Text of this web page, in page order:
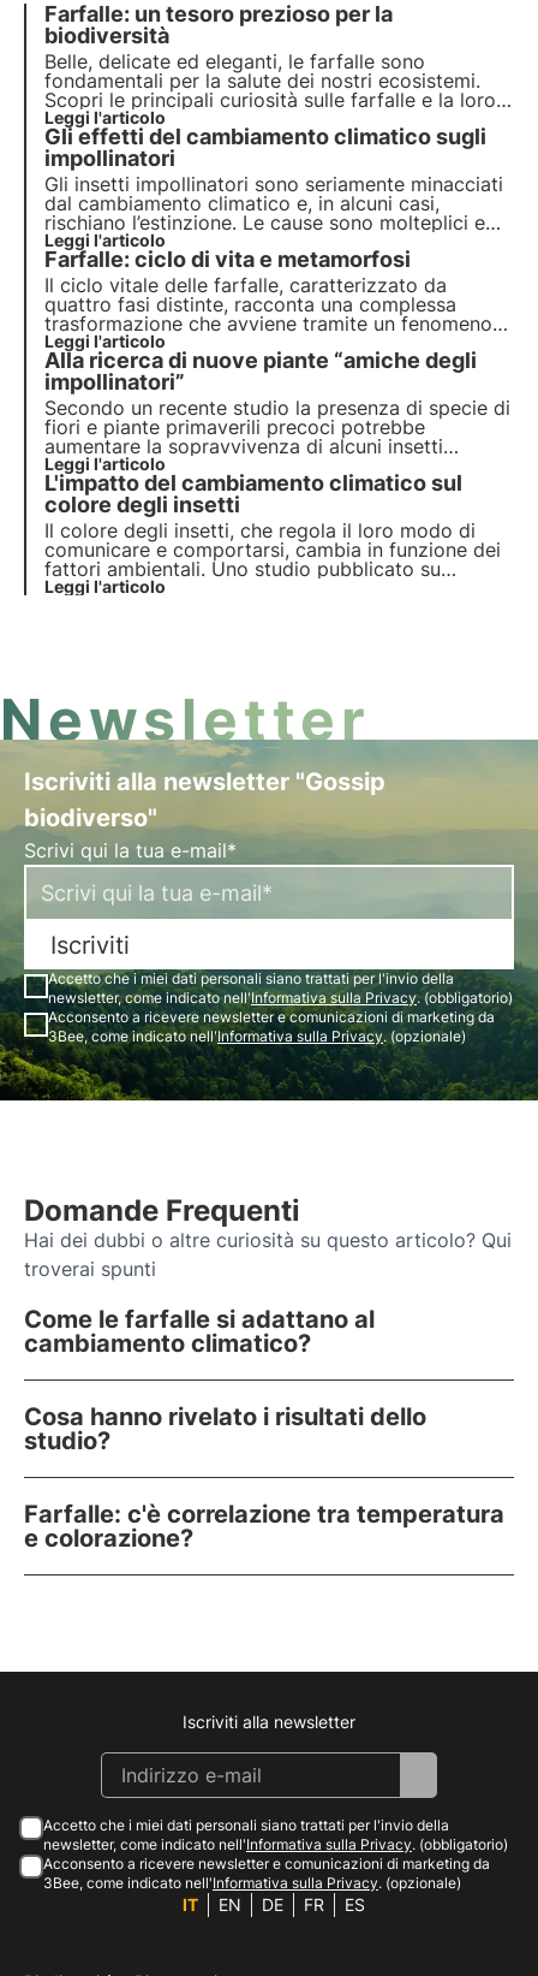
Farfalle: un tesoro prezioso per la
biodiversità
Belle, delicate ed eleganti, le farfalle sono
fondamentali per la salute dei nostri ecosistemi.
Scopri le principali curiosità sulle farfalle e la loro
importanza per la biodiversità. Unisciti a 3Bee per
favorire la loro tutela.
Leggi l'articolo
Gli effetti del cambiamento climatico sugli
impollinatori
Gli insetti impollinatori sono seriamente minacciati
dal cambiamento climatico e, in alcuni casi,
rischiano l’estinzione. Le cause sono molteplici e
possono coinvolgere direttamente gli insetti o
indirettamente le piante che visitano. Ma quali
sono gli effetti? Scopriamolo in questo articolo.
Leggi l'articolo
Farfalle: ciclo di vita e metamorfosi
Il ciclo vitale delle farfalle, caratterizzato da
quattro fasi distinte, racconta una complessa
trasformazione che avviene tramite un fenomeno
chiamato metamorfosi. Approfondisci in questo
articolo le dinamiche di questo processo e scopri
una curiosità interessante sulla memoria delle
farfalle.
Leggi l'articolo
Alla ricerca di nuove piante “amiche degli
impollinatori”
Secondo un recente studio la presenza di specie di
fiori e piante primaverili precoci potrebbe
aumentare la sopravvivenza di alcuni insetti
impollinatori, ampliando l’elenco delle piante
“pollinator friendly”. Scopri di più sugli alleati degli
impollinatori in questo articolo.
Leggi l'articolo
L'impatto del cambiamento climatico sul
colore degli insetti
Il colore degli insetti, che regola il loro modo di
comunicare e comportarsi, cambia in funzione dei
fattori ambientali. Uno studio pubblicato su
Ecology & Evolution esamina come il cambiamento
Leggi l'articolo
Newsletter
Iscriviti alla newsletter "Gossip
biodiverso"
Scrivi qui la tua e-mail*
Iscriviti
Accetto che i miei dati personali siano trattati per l'invio della
newsletter, come indicato nell'Informativa sulla Privacy. (obbligatorio)
Acconsento a ricevere newsletter e comunicazioni di marketing da
3Bee, come indicato nell'Informativa sulla Privacy. (opzionale)
Domande Frequenti
Hai dei dubbi o altre curiosità su questo articolo? Qui
troverai spunti
Come le farfalle si adattano al
cambiamento climatico?
Cosa hanno rivelato i risultati dello
studio?
Farfalle: c'è correlazione tra temperatura
e colorazione?
Instagram
Facebook
Linkedin
Youtube
Iscriviti alla newsletter
Accetto che i miei dati personali siano trattati per l'invio della
newsletter, come indicato nell'Informativa sulla Privacy. (obbligatorio)
Acconsento a ricevere newsletter e comunicazioni di marketing da
3Bee, come indicato nell'Informativa sulla Privacy. (opzionale)
IT EN DE FR ES